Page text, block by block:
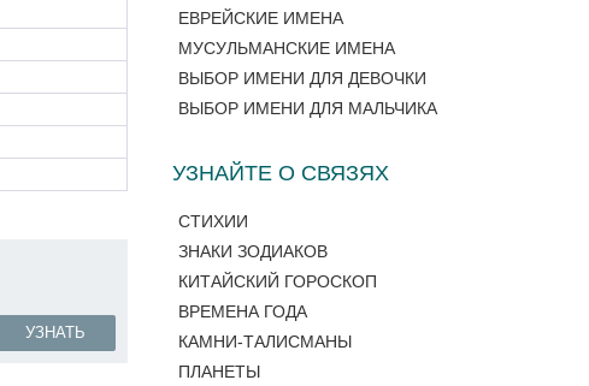
УЗНАТЬ
ЕВРЕЙСКИЕ ИМЕНА
МУСУЛЬМАНСКИЕ ИМЕНА
ВЫБОР ИМЕНИ ДЛЯ ДЕВОЧКИ
ВЫБОР ИМЕНИ ДЛЯ МАЛЬЧИКА
УЗНАЙТЕ О СВЯЗЯХ
СТИХИИ
ЗНАКИ ЗОДИАКОВ
КИТАЙСКИЙ ГОРОСКОП
ВРЕМЕНА ГОДА
КАМНИ-ТАЛИСМАНЫ
ПЛАНЕТЫ